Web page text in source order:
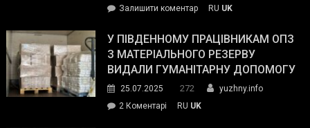
Залишити коментарon
завойовує
симпатії
виборців
The
RU UK
У ПІВДЕННОМУ ПРАЦІВНИКАМ ОПЗ
З МАТЕРІАЛЬНОГО РЕЗЕРВУ
ВИДАЛИ ГУМАНІТАРНУ ДОПОМОГУ
25.07.2025 272
yuzhny.info
2 Коментарі
RU UK